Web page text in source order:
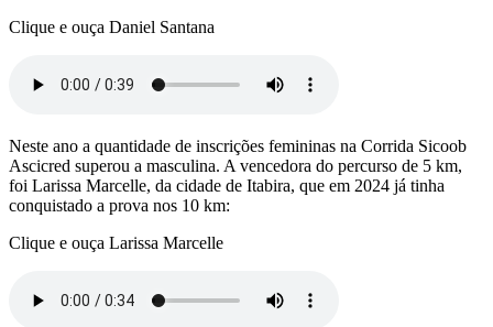
Clique e ouça Daniel Santana
Neste ano a quantidade de inscrições femininas na Corrida Sicoob
Ascicred superou a masculina. A vencedora do percurso de 5 km,
foi Larissa Marcelle, da cidade de Itabira, que em 2024 já tinha
conquistado a prova nos 10 km:
Clique e ouça Larissa Marcelle